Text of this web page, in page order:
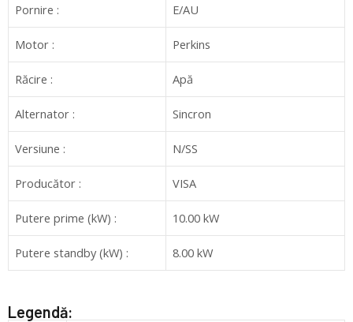
Pornire : E/AU
Motor : Perkins
Răcire : Apă
Alternator : Sincron
Versiune : N/SS
Producător : VISA
Putere prime (kW) : 10.00 kW
Putere standby (kW) : 8.00 kW
Legendă: